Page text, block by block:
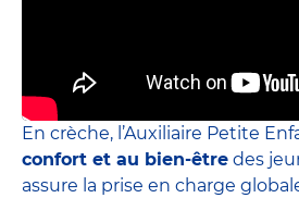
En crèche, l’Auxiliaire Petite
confort et au bien-être des
assure la prise en charge